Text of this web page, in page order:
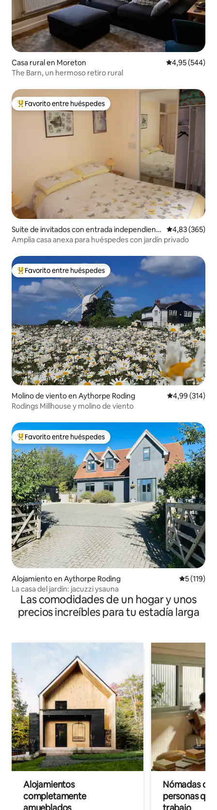
Casa rural en Moreton Calificación
4,95 (544)
The Barn, un hermoso retiro rural
Favorito entre los huéspedes más destacados
Favorito entre huéspedes
Suite de invitados con entrada independient
e en Hatfield Heath
Calificación
4,83 (365)
Amplia casa anexa para huéspedes con jardín privado
Favorito entre los huéspedes más destacados
Favorito entre huéspedes
Molino de viento en Aythorpe Roding Calificación
4,99 (314)
Rodings Millhouse y molino de viento
Favorito entre los huéspedes más destacados
Favorito entre huéspedes
Alojamiento en Aythorpe Roding
5 (119)
La casa del jardín: jacuzzi ysauna
Las comodidades de un hogar y unos
precios increíbles para tu estadía larga
Alojamientos
completamente
Nómadas
personas